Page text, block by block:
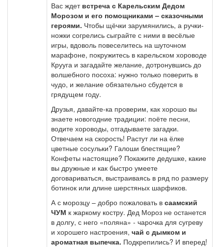
Вас ждет встреча с Карельским Дедом
Морозом и его помощниками – сказочными
героями. Чтобы щёчки зарумянились, а ручки-
ножки согрелись сыграйте с ними в весёлые
игры, вдоволь повеселитесь на шуточном
марафоне, покружитесь в карельском хороводе
Крууга и загадайте желание, дотронувшись до
волшебного посоха: нужно только поверить в
чудо, и желание обязательно сбудется в
грядущем году.
Друзья, давайте-ка проверим, как хорошо вы
знаете новогодние традиции: поёте песни,
водите хороводы, отгадываете загадки.
Отвечаем на скорость! Растут ли на ёлке
цветные сосульки? Галоши блестящие?
Конфеты настоящие? Покажите дедушке, какие
вы дружные и как быстро умеете
договариваться, выстраиваясь в ряд по размеру
ботинок или длине шерстяных шарфиков.
А с морозцу – добро пожаловать в саамский
ЧУМ к жаркому костру. Дед Мороз не останется
в долгу, с него «поляна» - чарочка для сугреву
и хорошего настроения, чай с дымком и
ароматная выпечка. Подкрепились? И вперед!